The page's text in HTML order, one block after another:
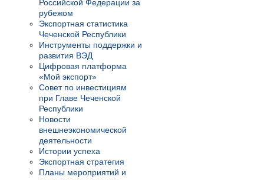
Российской Федерации за
рубежом
Экспортная статистика
Чеченской Республики
Инструменты поддержки и
развития ВЭД
Цифровая платформа
«Мой экспорт»
Совет по инвестициям
при Главе Чеченской
Республики
Новости
внешнеэкономической
деятельности
Истории успеха
Экспортная стратегия
Планы мероприятий и